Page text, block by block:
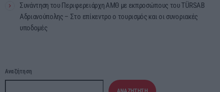
Συνάντηση του Περιφερειάρχη ΑΜΘ με εκπροσώπους του TÜRSAB
Αδριανούπολης – Στο επίκεντρο ο τουρισμός και οι συνοριακές
υποδομές
Αναζήτηση